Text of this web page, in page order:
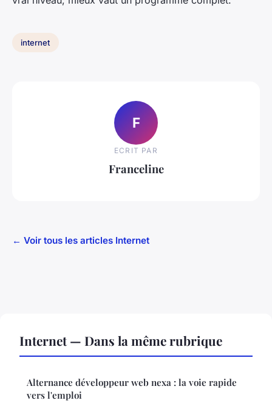
internet
F
ECRIT PAR
Franceline
← Voir tous les articles Internet
Internet — Dans la même rubrique
Alternance développeur web nexa : la voie rapide
vers l'emploi